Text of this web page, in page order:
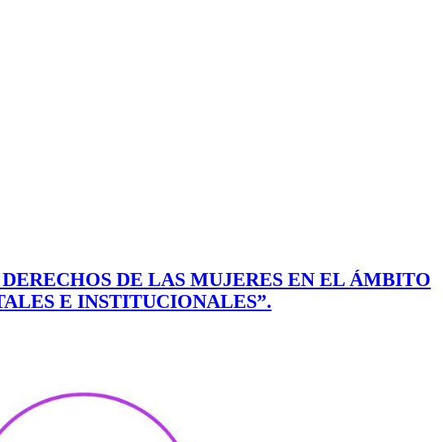
DE LAS MUJERES EN EL ÁMBITO
E INSTITUCIONALES”.